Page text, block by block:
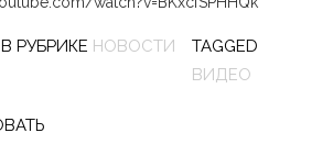
РУБРИКЕ НОВОСТИ
TAGGED
ВИДЕО